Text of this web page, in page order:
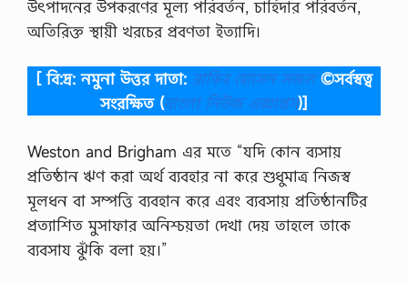
উৎপাদনের উপকরণের মূল্য পরিবর্তন, চাহিদার পরিবর্তন,
অতিরিক্ত স্থায়ী খরচের প্রবণতা ইত্যাদি।
[ বি:দ্র: নমুনা উত্তর দাতা: রাকিব হোসেন সজল©সর্বস্বত্ব
সংরক্ষিত (বাংলা নিউজ এক্সপ্রেস)]
Weston and Brigham এর মতে “যদি কোন ব্যসায়
প্রতিষ্ঠান ঋণ করা অর্থ ব্যবহার না করে শুধুমাত্র নিজস্ব
মূলধন বা সম্পত্তি ব্যবহান করে এবং ব্যবসায় প্রতিষ্ঠানটির
প্রত্যাশিত মুসাফার অনিশ্চয়তা দেখা দেয় তাহলে তাকে
ব্যবসায ঝুঁকি বলা হয়।”